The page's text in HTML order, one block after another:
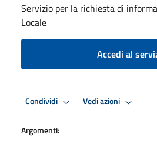
Servizio per la richiesta di
Locale
Accedi al
Condividi Vedi azioni
Argomenti: